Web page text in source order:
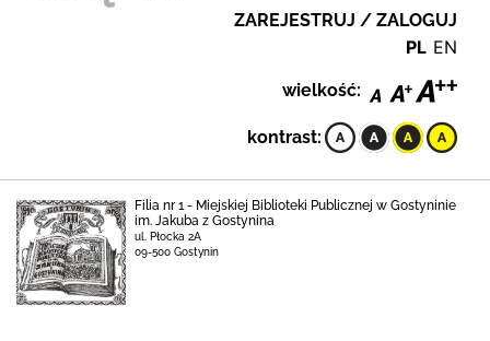
ZAREJESTRUJ / ZALOGUJ
PL EN
wielkość:
kontrast:
Filia nr 1 - Miejskiej Biblioteki Publicznej w Gostyninie
im. Jakuba z Gostynina
ul. Płocka 2A
09-500 Gostynin